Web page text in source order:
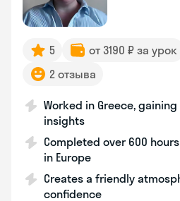
5 от 3190 ₽ за урок
2 отзыва
Worked in Greece,
insights
Completed over 600
in Europe
Creates a friendly
confidence